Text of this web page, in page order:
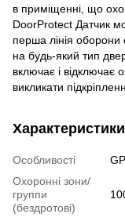
в приміщенні, що
DoorProtect Датчик
перша лінія
на будь-який тип
включає і відключає
викликати
Характеристики
Особливості
Охоронні зони/
группи
(бездротові)